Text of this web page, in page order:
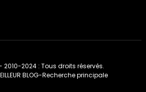
2024 : Tous droits réservés.
BLOG-Recherche principale